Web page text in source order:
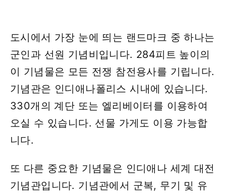
도시에서 가장 눈에 띄는 랜드마크 중 하나는
군인과 선원 기념비입니다. 284피트 높이의
이 기념물은 모든 전쟁 참전용사를 기립니다.
기념관은 인디애나폴리스 시내에 있습니다.
330개의 계단 또는 엘리베이터를 이용하여
오실 수 있습니다. 선물 가게도 이용 가능합
니다.
또 다른 중요한 기념물은 인디애나 세계 대전
기념관입니다. 기념관에서 군복, 무기 및 유